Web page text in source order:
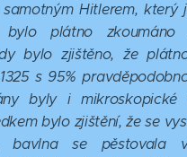
Hitlerem, který
plátno zkoumáno
bylo zjištěno, že
s 95%
byly i mikroskopické
bylo zjištění, že se
bavlna se